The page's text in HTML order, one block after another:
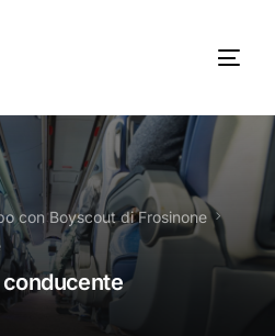
con Boyscout di Frosinone
Siamo
servizi
Frosinone